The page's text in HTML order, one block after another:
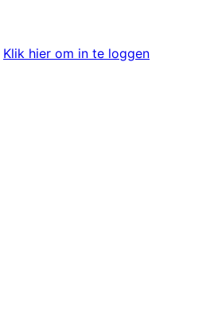
Klik hier om in te loggen